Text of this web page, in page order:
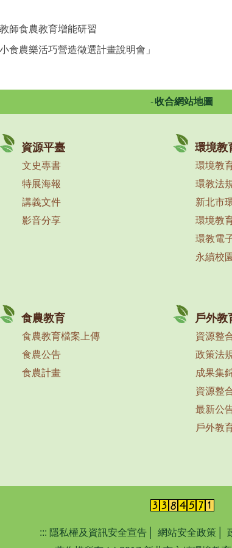
師食農教育增能研習
食農樂活巧營造徵選計畫說明會」
收合網站地圖
資源平臺
文史專書
特展海報
講義文件
影音分享
環境教
環境教
環教法
新北市
環境教
環教電
永續校園
食農教育
食農教育檔案上傳
食農公告
食農計畫
戶外教
資源整
政策法
成果集
資源整
最新公
戶外教
::: 隱私權及資訊安全宣告 網站安全政策